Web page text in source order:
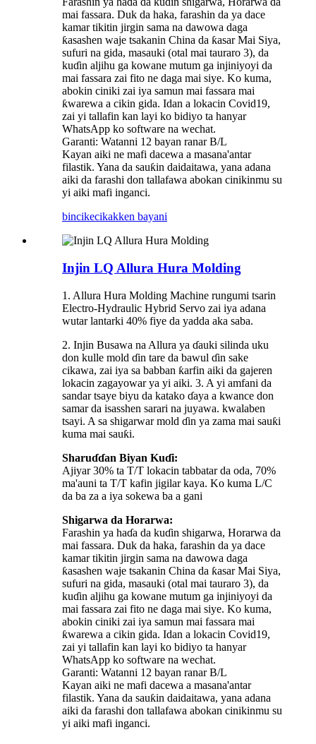
mai fassara. Duk da haka, farashin da ya dace
kamar tikitin jirgin sama na dawowa daga
ƙasashen waje tsakanin China da ƙasar Mai Siya,
sufuri na gida, masauki (otal mai tauraro 3), da
kuɗin aljihu ga kowane mutum ga injiniyoyi da
mai fassara zai fito ne daga mai siye. Ko kuma,
abokin ciniki zai iya samun mai fassara mai
ƙwarewa a cikin gida. Idan a lokacin Covid19,
zai yi tallafin kan layi ko bidiyo ta hanyar
WhatsApp ko software na wechat.
Garanti: Watanni 12 bayan ranar B/L
Kayan aiki ne mafi dacewa a masana'antar
filastik. Yana da sauƙin daidaitawa, yana adana
aiki da farashi don tallafawa abokan cinikinmu su
yi aiki mafi inganci.
bincikecikakken bayani
Injin LQ Allura Hura Molding
1. Allura Hura Molding Machine rungumi tsarin
Electro-Hydraulic Hybrid Servo zai iya adana
wutar lantarki 40% fiye da yadda aka saba.
2. Injin Busawa na Allura ya ɗauki silinda uku
don kulle mold ɗin tare da bawul ɗin sake
cikawa, zai iya sa babban ƙarfin aiki da gajeren
lokacin zagayowar ya yi aiki. 3. A yi amfani da
sandar tsaye biyu da katako ɗaya a kwance don
samar da isasshen sarari na juyawa. kwalaben
tsayi. A sa shigarwar mold ɗin ya zama mai sauƙi
kuma mai sauƙi.
Sharuɗɗan Biyan Kuɗi:
Ajiyar 30% ta T/T lokacin tabbatar da oda, 70%
ma'auni ta T/T kafin jigilar kaya. Ko kuma L/C
da ba za a iya sokewa ba a gani
Shigarwa da Horarwa:
Farashin ya haɗa da kuɗin shigarwa, Horarwa da
mai fassara. Duk da haka, farashin da ya dace
kamar tikitin jirgin sama na dawowa daga
ƙasashen waje tsakanin China da ƙasar Mai Siya,
sufuri na gida, masauki (otal mai tauraro 3), da
kuɗin aljihu ga kowane mutum ga injiniyoyi da
mai fassara zai fito ne daga mai siye. Ko kuma,
abokin ciniki zai iya samun mai fassara mai
ƙwarewa a cikin gida. Idan a lokacin Covid19,
zai yi tallafin kan layi ko bidiyo ta hanyar
WhatsApp ko software na wechat.
Garanti: Watanni 12 bayan ranar B/L
Kayan aiki ne mafi dacewa a masana'antar
filastik. Yana da sauƙin daidaitawa, yana adana
aiki da farashi don tallafawa abokan cinikinmu su
yi aiki mafi inganci.